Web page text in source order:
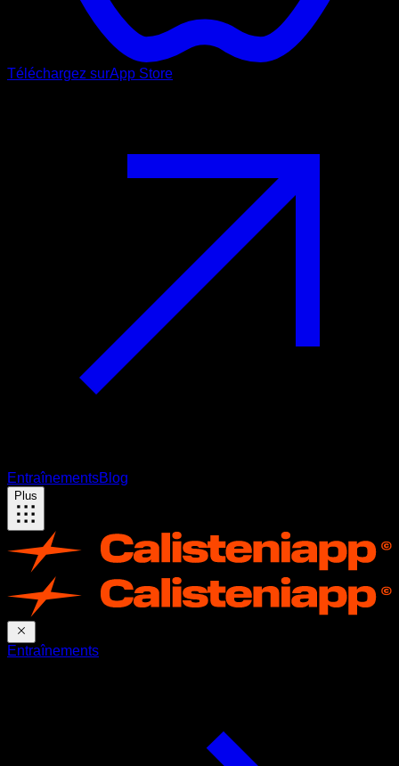
Téléchargez surApp Store
EntraînementsBlog
Plus
Entraînements